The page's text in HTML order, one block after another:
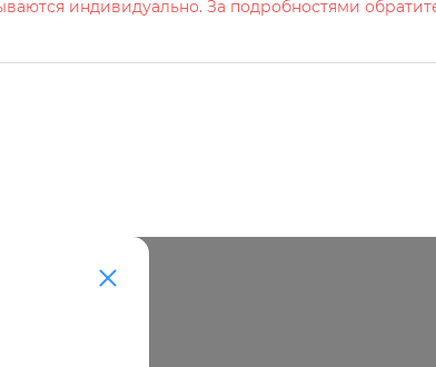
индивидуально. За подробностями